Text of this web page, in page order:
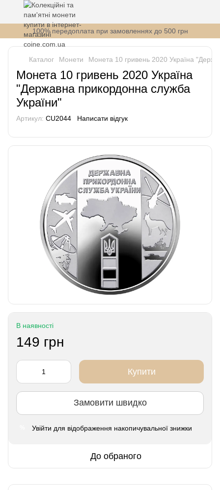
100% передоплата при замовленнях до 500 грн
Каталог Монети Монета 10 гривень 2020 Україна
Монета 10 гривень 2020 Україна
"Державна прикордонна служба
України"
Артикул: СU2044 Написати відгук
В наявності
149 грн
Купити
Замовити швидко
Увійти для відображення накопичувальної знижки
До обраного